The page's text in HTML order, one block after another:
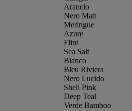
Arancio
Nero Matt
Meringue
Azure
Flint
Sea Salt
Bianco
Bleu Riviera
Nero Lucido
Shell Pink
Deep Teal
Verde Bamboo